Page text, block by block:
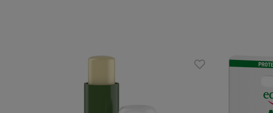
zapobiega powstawaniu stanów
przywraca ustom miękkość,